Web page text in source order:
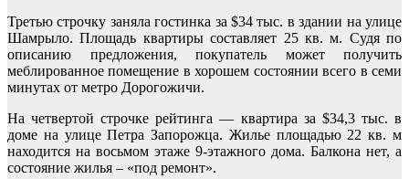
Третью строчку заняла гостинка за $34 тыс. в здании на улице
Шамрыло. Площадь квартиры составляет 25 кв. м. Судя по
описанию предложения, покупатель может получить
меблированное помещение в хорошем состоянии всего в семи
минутах от метро Дорогожичи.
На четвертой строчке рейтинга — квартира за $34,3 тыс. в
доме на улице Петра Запорожца. Жилье площадью 22 кв. м
находится на восьмом этаже 9-этажного дома. Балкона нет, а
состояние жилья – «под ремонт».